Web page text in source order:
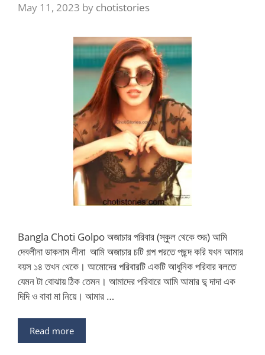
May 11, 2023 by chotistories
Bangla Choti Golpo অজাচার পরিবার (স্কুল থেকে শুরূ) আমি
দেবলীনা ডাকনাম লীনা ‍ আমি অজাচার চটি গল্প পরতে পছন্দ করি যখন আমার
বয়স ১৪ তখন থেকে। আমোদের পরিবারটি একটি আধুনিক পরিবার বলতে
যেমন টা বোঝায় ঠিক তেমন। আমাদের পরিবারে আমি আমার দু্ দাদা এক
দিদি ও বাবা মা নিয়ে। আমার …
Read more